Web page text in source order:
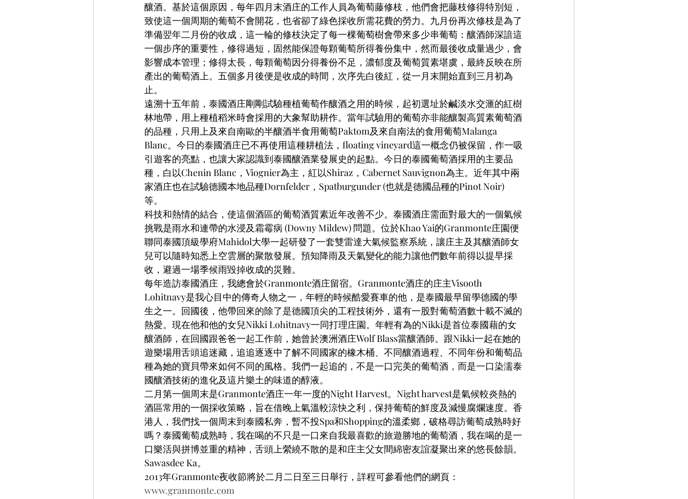
釀酒。基於這個原因，每年四月末酒庄的工作人員為葡萄藤修枝，他們會把藤枝修得特別短，
致使這一個周期的葡萄不會開花，也省卻了綠色採收所需花費的勞力。九月份再次修枝是為了
準備翌年二月份的收成，這一輪的修枝決定了每一棵葡萄樹會帶來多少串葡萄：釀酒師深諳這
一個步序的重要性，修得過短，固然能保證每顆葡萄所得養份集中，然而最後收成量過少，會
影響成本管理；修得太長，每顆葡萄因分得養份不足，濃郁度及葡萄質素堪虞，最終反映在所
產出的葡萄酒上。五個多月後便是收成的時間，次序先白後紅，從一月末開始直到三月初為
止。
遠溯十五年前，泰國酒庄剛剛試驗種植葡萄作釀酒之用的時候，起初選址於鹹淡水交滙的紅樹
林地帶，用上種植稻米時會採用的大象幫助耕作。當年試驗用的葡萄亦非能釀製高質素葡萄酒
的品種，只用上及來自南歐的半釀酒半食用葡萄Paktom及來自南法的食用葡萄Malanga
Blanc。今日的泰國酒庄已不再使用這種耕植法，floating vineyard這一概念仍被保留，作一吸
引遊客的亮點，也讓大家認識到泰國釀酒業發展史的起點。今日的泰國葡萄酒採用的主要品
種，白以Chenin Blanc，Viognier為主，紅以Shiraz，Cabernet Sauvignon為主。近年其中兩
家酒庄也在試驗德國本地品種Dornfelder，Spatburgunder (也就是德國品種的Pinot Noir)
等。
科技和熱情的結合，使這個酒區的葡萄酒質素近年改善不少。泰國酒庄需面對最大的一個氣候
挑戰是雨水和連帶的水浸及霜霉病 (Downy Mildew) 問題。位於Khao Yai的Granmonte庄園便
聯同泰國頂級學府Mahidol大學一起研發了一套雙雷達大氣候監察系統，讓庄主及其釀酒師女
兒可以隨時知悉上空雲層的聚散發展。預知降雨及天氣變化的能力讓他們數年前得以提早採
收，避過一場季候雨毀掉收成的災難。
每年造訪泰國酒庄，我總會於Granmonte酒庄留宿。Granmonte酒庄的庄主Visooth
Lohitnavy是我心目中的傳奇人物之一，年輕的時候酷愛賽車的他，是泰國最早留學德國的學
生之一。回國後，他帶回來的除了是德國頂尖的工程技術外，還有一股對葡萄酒數十載不滅的
熱愛。現在他和他的女兒Nikki Lohitnavy一同打理庄園。年輕有為的Nikki是首位泰國藉的女
釀酒師，在回國跟爸爸一起工作前，她曾於澳洲酒庄Wolf Blass當釀酒師。跟Nikki一起在她的
遊樂場用舌頭追迷藏，追追逐逐中了解不同國家的橡木桶、不同釀酒過程、不同年份和葡萄品
種為她的寶貝帶來如何不同的風格。我們一起追的，不是一口完美的葡萄酒，而是一口染濡泰
國釀酒技術的進化及這片樂土的味道的醇液。
二月第一個周末是Granmonte酒庄一年一度的Night Harvest。Night harvest是氣候較炎熱的
酒區常用的一個採收策略，旨在借晚上氣溫較涼快之利，保持葡萄的鮮度及減慢腐爛速度。香
港人，我們找一個周末到泰國私奔，暫不投Spa和Shopping的溫柔鄉，破格尋訪葡萄成熟時好
嗎？泰國葡萄成熟時，我在喝的不只是一口來自我最喜歡的旅遊勝地的葡萄酒，我在喝的是一
口樂活與拼博並重的精神，舌頭上縈繞不散的是和庄主父女間綿密友誼凝聚出來的悠長餘韻。
Sawasdee Ka。
2013年Granmonte夜收節將於二月二日至三日舉行，詳程可參看他們的網頁：
www.granmonte.com